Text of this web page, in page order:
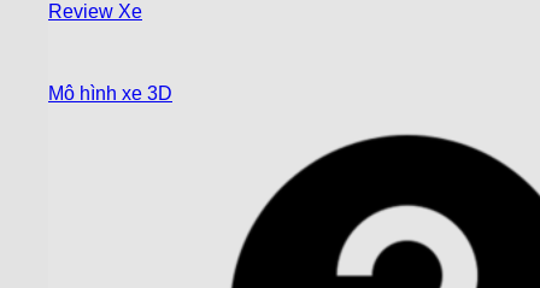
Review Xe
Mô hình xe 3D